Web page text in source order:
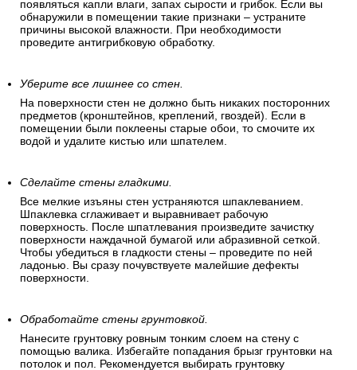
Проследите, чтобы на стенах не было сырости.
На стенах, которые имеют внешний контакт с улицей, могут
появляться капли влаги, запах сырости и грибок. Если вы
проведите антигрибковую обработку.
Уберите все лишнее со стен.
На поверхности стен не должно быть никаких посторонних
водой и удалите кистью или шпателем.
Сделайте стены гладкими.
Все мелкие изъяны стен устраняются шпаклеванием.
Шпаклевка сглаживает и выравнивает рабочую
поверхность. После шпатлевания произведите зачистку
поверхности наждачной бумагой или абразивной сеткой.
поверхности.
Обработайте стены грунтовкой.